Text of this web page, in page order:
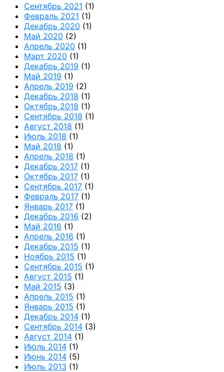
Сентябрь 2021 (1)
Февраль 2021 (1)
Декабрь 2020 (1)
Май 2020 (2)
Апрель 2020 (1)
Март 2020 (1)
Декабрь 2019 (1)
Май 2019 (1)
Апрель 2019 (2)
Декабрь 2018 (1)
Октябрь 2018 (1)
Сентябрь 2018 (1)
Август 2018 (1)
Июль 2018 (1)
Май 2018 (1)
Апрель 2018 (1)
Декабрь 2017 (1)
Октябрь 2017 (1)
Сентябрь 2017 (1)
Февраль 2017 (1)
Январь 2017 (1)
Декабрь 2016 (2)
Май 2016 (1)
Апрель 2016 (1)
Декабрь 2015 (1)
Ноябрь 2015 (1)
Сентябрь 2015 (1)
Август 2015 (1)
Май 2015 (3)
Апрель 2015 (1)
Январь 2015 (1)
Декабрь 2014 (1)
Сентябрь 2014 (3)
Август 2014 (1)
Июль 2014 (1)
Июнь 2014 (5)
Июль 2013 (1)